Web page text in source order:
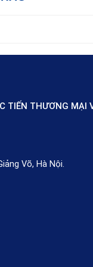
TIẾN THƯƠNG MẠI
Võ, Hà Nội.